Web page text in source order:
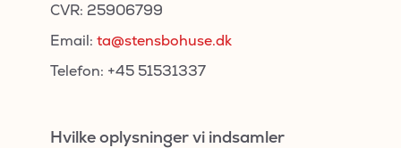
CVR: 25906799
Email: ta@stensbohuse.dk
Telefon: +45 51531337
Hvilke oplysninger vi indsamler